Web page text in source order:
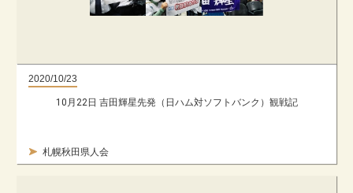
2020/10/23
札幌秋田県人会
10月22日 吉田輝星先発（日ハム対ソフトバンク）観戦記